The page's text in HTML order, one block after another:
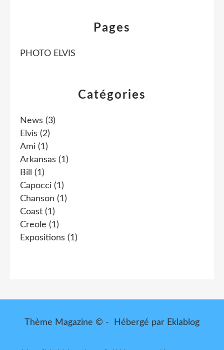
Catégories
News (3)
Elvis (2)
Ami (1)
Arkansas (1)
Bill
(1)
Capocci (1)
Chanson (1)
Coast (1)
Creole (1)
Expositions (1)
Pages
PHOTO ELVIS
Thème Magazine © - Hébergé par Eklablog